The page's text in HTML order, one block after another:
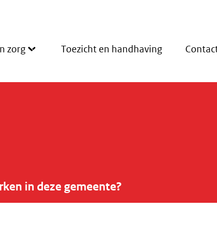
zorg Toezicht en handhaving
in deze gemeente?